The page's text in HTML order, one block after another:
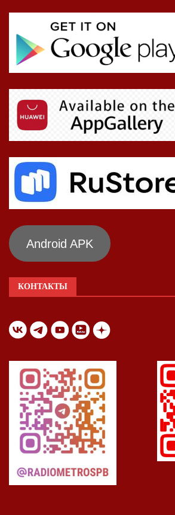
Android APK
КОНТАКТЫ